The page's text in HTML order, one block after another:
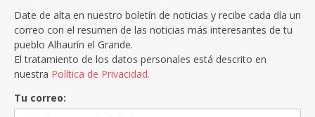
Date de alta en nuestro boletín de noticias y recibe cada día un
correo con el resumen de las noticias más interesantes de tu
pueblo Alhaurín el Grande.
El tratamiento de los datos personales está descrito en
nuestra Política de Privacidad.
Tu correo: